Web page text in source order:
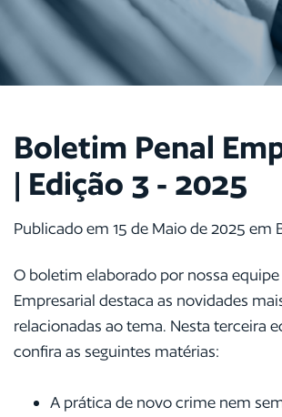
Boletim Penal
| Edição 3 - 2025
Publicado em 15 de Maio de 2025 em
O boletim elaborado por nossa equipe
Empresarial destaca as novidades
relacionadas ao tema. Nesta terceira
confira as seguintes matérias:
A prática de novo crime nem